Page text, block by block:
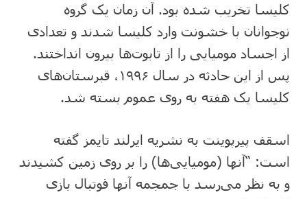
کلیسا تخریب شده بود. آن زمان یک گروه
نوجوانان با خشونت وارد کلیسا شدند و تعدادی
از اجساد مومیایی را از تابوت‌ها بیرون انداختند.
پس از این حادثه در سال ۱۹۹۶، قبرستان‌های
کلیسا یک هفته به روی عموم بسته شد.
اسقف پیرپوینت به نشریه ایرلند تایمز گفته
است: “آنها (مومیایی‌ها) را بر روی زمین کشیدند
و به نظر می‌رسد با جمجمه آنها فوتبال بازی